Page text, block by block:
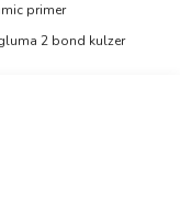
primer
2 bond kulzer